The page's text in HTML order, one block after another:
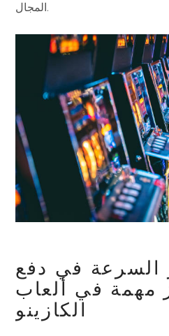
المجال.
السرعة في دفع
مهمة في ألعاب
الكازينو